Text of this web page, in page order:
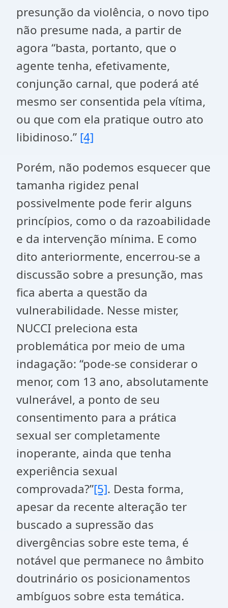
presunção da violência, o novo tipo
não presume nada, a partir de
agora “basta, portanto, que o
agente tenha, efetivamente,
conjunção carnal, que poderá até
mesmo ser consentida pela vítima,
ou que com ela pratique outro ato
libidinoso.” [4]
Porém, não podemos esquecer que
tamanha rigidez penal
possivelmente pode ferir alguns
princípios, como o da razoabilidade
e da intervenção mínima. E como
dito anteriormente, encerrou-se a
discussão sobre a presunção, mas
fica aberta a questão da
vulnerabilidade. Nesse mister,
NUCCI preleciona esta
problemática por meio de uma
indagação: “pode-se considerar o
menor, com 13 ano, absolutamente
vulnerável, a ponto de seu
consentimento para a prática
sexual ser completamente
inoperante, ainda que tenha
experiência sexual
comprovada?”[5]. Desta forma,
apesar da recente alteração ter
buscado a supressão das
divergências sobre este tema, é
notável que permanece no âmbito
doutrinário os posicionamentos
ambíguos sobre esta temática.